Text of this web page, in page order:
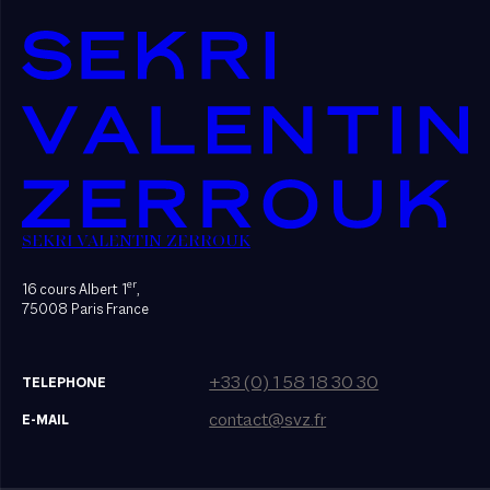
SEKRI VALENTIN ZERROUK
16 cours Albert 1er,
75008 Paris France
TELEPHONE +33 (0) 1 58 18 30 30
E-MAIL contact@svz.fr